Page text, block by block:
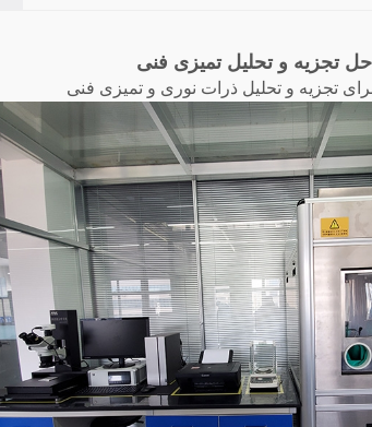
تجزیه و تحلیل تمیزی فنی
تجزیه و تحلیل ذرات نوری و تمیزی فنی